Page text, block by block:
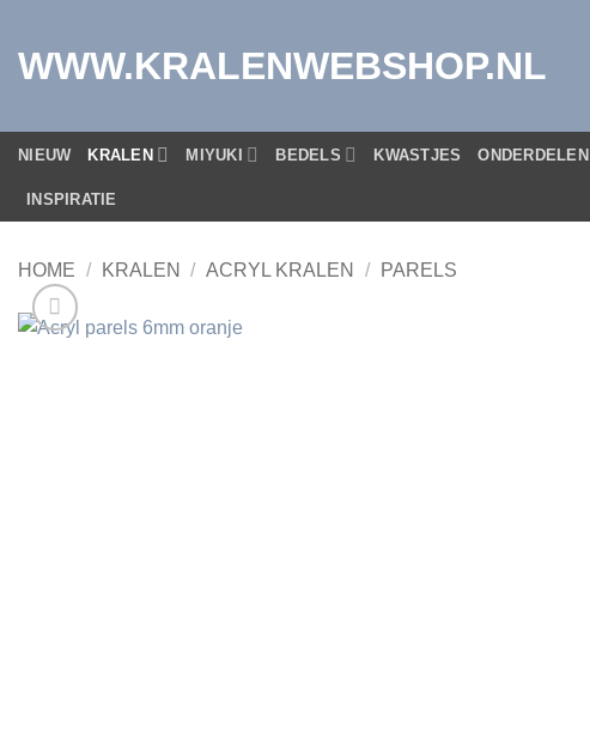
inhoud
WWW.KRALENWEBSHOP.NL
NIEUW KRALEN MIYUKI BEDELS KWASTJES ONDERDELEN
INSPIRATIE
HOME / KRALEN / ACRYL KRALEN / PARELS